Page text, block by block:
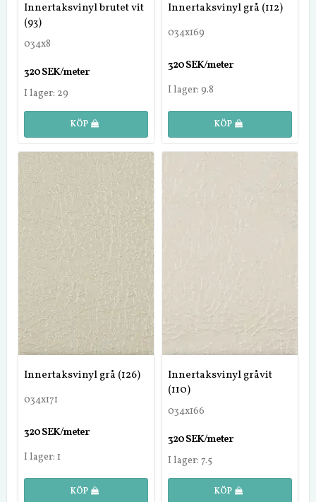
Innertaksvinyl brutet vit
(93)
034x8
320 SEK/meter
I lager: 29
KÖP
Innertaksvinyl grå (112)
034x169
320 SEK/meter
I lager: 9.8
KÖP
Innertaksvinyl grå (126)
034x171
320 SEK/meter
I lager: 1
KÖP
Innertaksvinyl gråvit
(110)
034x166
320 SEK/meter
I lager: 7.5
KÖP